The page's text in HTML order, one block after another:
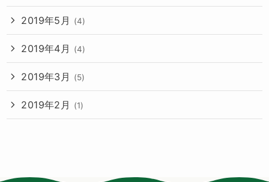
2019年5月 (4)
2019年4月 (4)
2019年3月 (5)
2019年2月 (1)